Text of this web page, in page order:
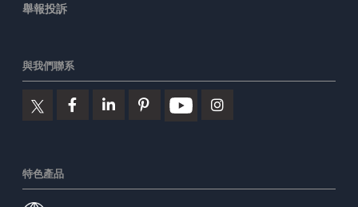
舉報投訴
與我們聯系
特色產品